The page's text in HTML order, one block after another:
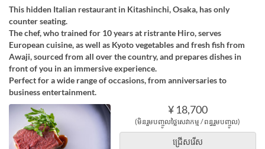
This hidden Italian restaurant in Kitashinchi, Osaka, has only
counter seating.
The chef, who trained for 10 years at ristrante Hiro, serves
European cuisine, as well as Kyoto vegetables and fresh fish from
Awaji, sourced from all over the country, and prepares dishes in
front of you in an immersive experience.
Perfect for a wide range of occasions, from anniversaries to
business entertainment.
¥ 18,700
(មិនរួមបញ្ចូលថ្លៃសេវាកម្ម / ពន្ធរួមបញ្ចូល)
ជ្រើសរើស